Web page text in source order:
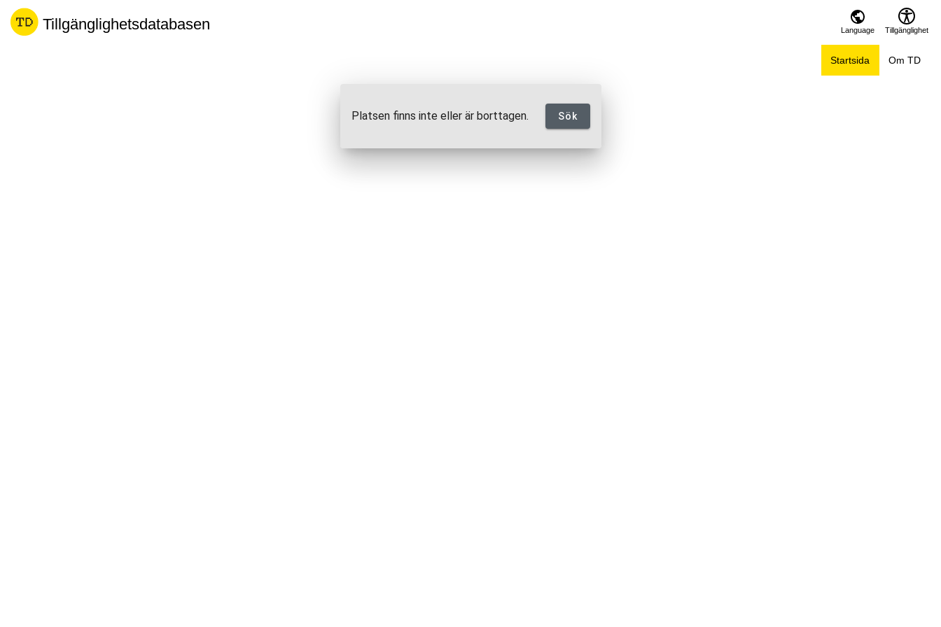
Tillgänglighetsdatabasen Language Tillgänglighet
Startsida Om TD
Platsen finns inte eller är borttagen. Sök